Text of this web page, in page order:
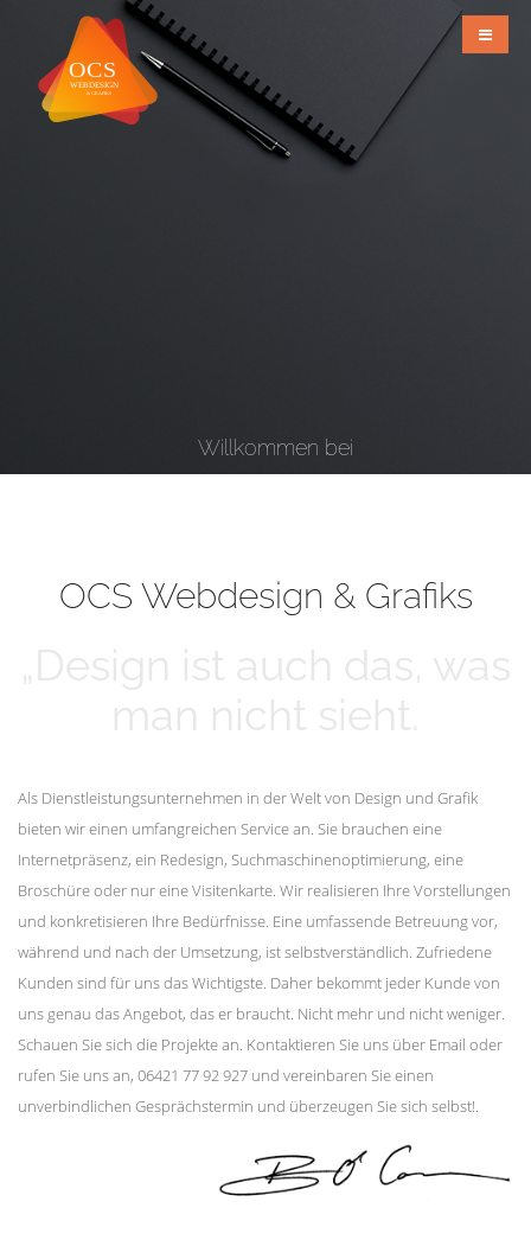
Willkommen bei
OCS Webdesign & Grafiks
Als Dienstleistungsunternehmen in der Welt von Design und Grafik
bieten wir einen umfangreichen Service an. Sie brauchen eine
Internetpräsenz, ein Redesign, Suchmaschinenoptimierung, eine
Broschüre oder nur eine Visitenkarte. Wir realisieren Ihre Vorstellungen
und konkretisieren Ihre Bedürfnisse. Eine umfassende Betreuung vor,
während und nach der Umsetzung, ist selbstverständlich. Zufriedene
Kunden sind für uns das Wichtigste. Daher bekommt jeder Kunde von
uns genau das Angebot, das er braucht. Nicht mehr und nicht weniger.
Schauen Sie sich die Projekte an. Kontaktieren Sie uns über Email oder
rufen Sie uns an, 06421 77 92 927 und vereinbaren Sie einen
unverbindlichen Gesprächstermin und überzeugen Sie sich selbst!.